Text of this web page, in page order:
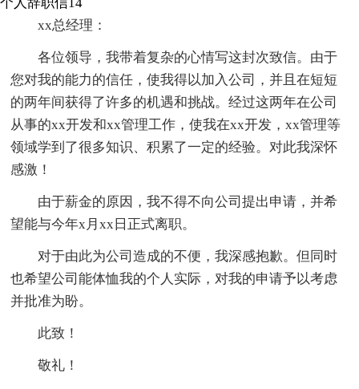
xx总经理：
各位领导，我带着复杂的心情写这封次致信。由于
您对我的能力的信任，使我得以加入公司，并且在短短
的两年间获得了许多的机遇和挑战。经过这两年在公司
从事的xx开发和xx管理工作，使我在xx开发，xx管理等
领域学到了很多知识、积累了一定的经验。对此我深怀
感激！
由于薪金的原因，我不得不向公司提出申请，并希
望能与今年x月xx日正式离职。
对于由此为公司造成的不便，我深感抱歉。但同时
也希望公司能体恤我的个人实际，对我的申请予以考虑
并批准为盼。
此致！
敬礼！